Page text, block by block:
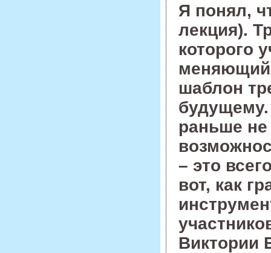
Я понял,
лекция).
которого
меняющий
шаблон
будущему.
раньше
– это
вот, как
Виктории